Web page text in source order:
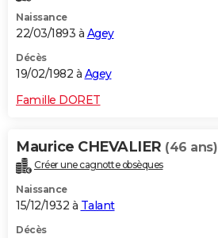
Naissance
22/03/1893 à Agey
Décès
19/02/1982 à Agey
Famille DORET
Maurice CHEVALIER (46 ans)
Créer une cagnotte obsèques
Naissance
15/12/1932 à Talant
Décès